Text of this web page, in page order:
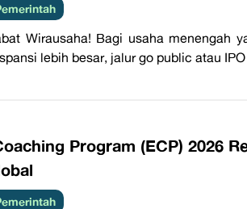
Wirausaha! Bagi usaha menengah
lebih besar, jalur go public atau
Program (ECP) 2026